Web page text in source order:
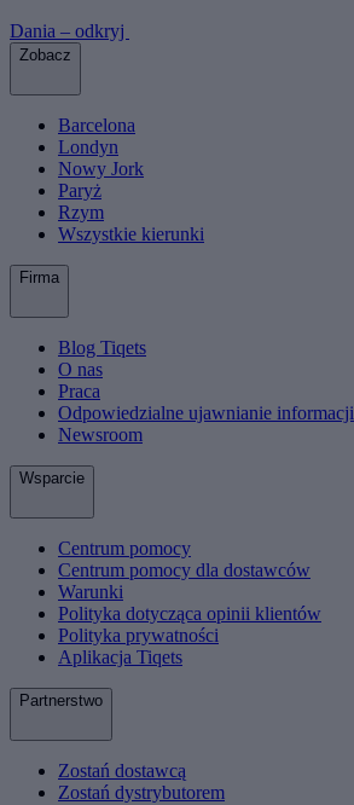
Dania – odkryj
Zobacz
Barcelona
Londyn
Nowy Jork
Paryż
Rzym
Wszystkie kierunki
Firma
Blog Tiqets
O nas
Praca
Odpowiedzialne ujawnianie informacji
Newsroom
Wsparcie
Centrum pomocy
Centrum pomocy dla dostawców
Warunki
Polityka dotycząca opinii klientów
Polityka prywatności
Aplikacja Tiqets
Partnerstwo
Zostań dostawcą
Zostań dystrybutorem